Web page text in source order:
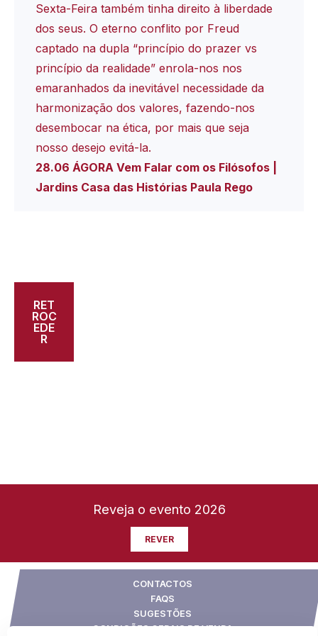
Sexta-Feira também tinha direito à liberdade
dos seus. O eterno conflito por Freud
captado na dupla “princípio do prazer vs
princípio da realidade” enrola-nos nos
emaranhados da inevitável necessidade da
harmonização dos valores, fazendo-nos
desembocar na ética, por mais que seja
nosso desejo evitá-la.
28.06 ÁGORA Vem Falar com os Filósofos |
Jardins Casa das Histórias Paula Rego
RET
ROC
EDE
R
Reveja o evento 2026
REVER
CONTACTOS
FAQS
SUGESTÕES
CONDIÇÕES GERAIS DE VENDA